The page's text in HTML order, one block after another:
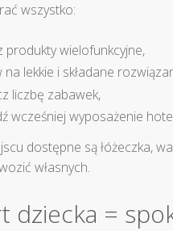
wszystko:
produkty wielofunkcyjne,
lekkie i składane
liczbę zabawek,
wcześniej wyposażenie
dostępne są łóżeczka,
własnych.
dziecka =